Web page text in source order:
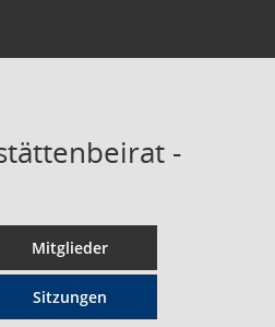
-
Mitglieder
Sitzungen